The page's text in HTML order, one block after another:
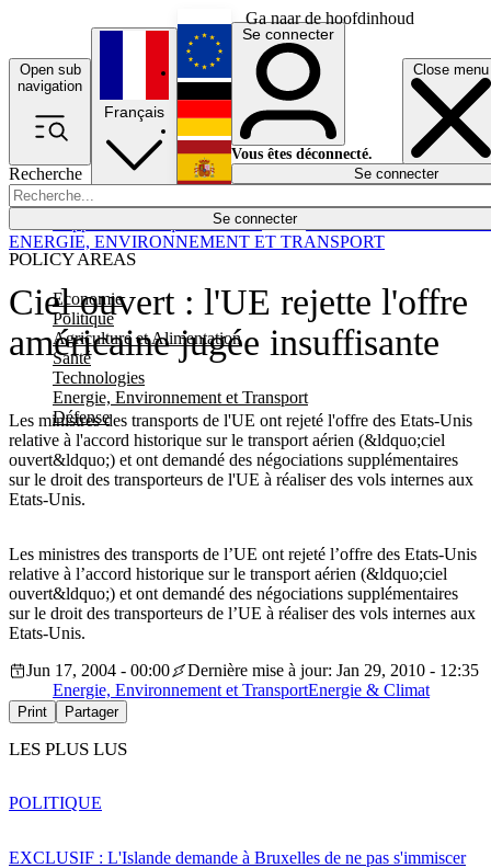
Ga naar de hoofdinhoud
Open sub
navigation
Close menu
Recherche
Se connecter
POLICY AREAS
Economie
Politique
Agriculture et Alimentation
Santé
Technologies
Energie, Environnement et Transport
Défense
Économie
Français
English
Deutsch
Español
Se connecter
Vous êtes déconnecté.
Se connecter
Ciel ouvert : l'UE rejette l'offre
américaine jugée insuffisante
Les ministres des transports de l'UE ont rejeté l'offre des Etats-Unis
relative à l'accord historique sur le transport aérien (&ldquo;ciel
ouvert&ldquo;) et ont demandé des négociations supplémentaires
sur le droit des transporteurs de l'UE à réaliser des vols internes aux
Etats-Unis.
ENERGIE, ENVIRONNEMENT ET TRANSPORT
Les ministres des transports de l’UE ont rejeté l’offre des Etats-Unis
relative à l’accord historique sur le transport aérien (&ldquo;ciel
ouvert&ldquo;) et ont demandé des négociations supplémentaires
sur le droit des transporteurs de l’UE à réaliser des vols internes aux
Etats-Unis.
Jun 17, 2004 - 00:00
Dernière mise à jour: Jan 29, 2010 - 12:35
Energie, Environnement et TransportEnergie & Climat
Print Partager
LES PLUS LUS
EXCLUSIF : L'Islande demande à Bruxelles de ne pas s'immiscer
POLITIQUE